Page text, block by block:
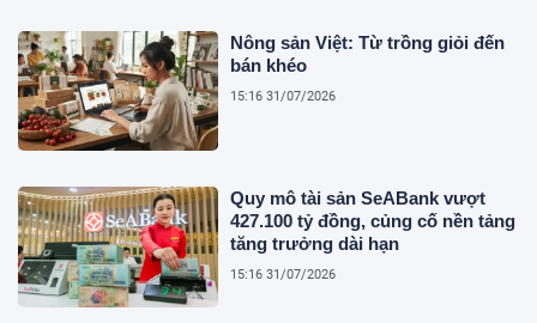
Nông sản Việt: Từ trồng giỏi đến
bán khéo
15:16 31/07/2026
Quy mô tài sản SeABank vượt
427.100 tỷ đồng, củng cố nền tảng
tăng trưởng dài hạn
15:16 31/07/2026